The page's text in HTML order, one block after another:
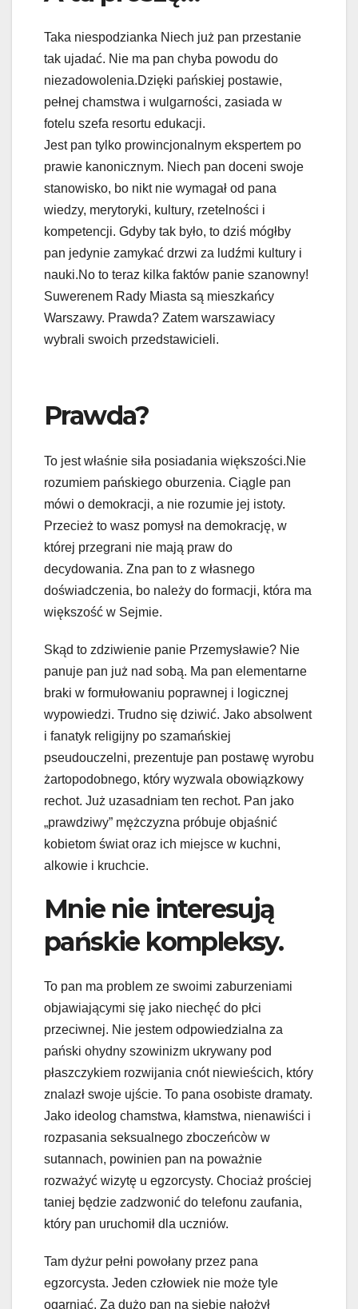
Taka niespodzianka Niech już pan przestanie
tak ujadać. Nie ma pan chyba powodu do
niezadowolenia.Dzięki pańskiej postawie,
pełnej chamstwa i wulgarności, zasiada w
fotelu szefa resortu edukacji.
Jest pan tylko prowincjonalnym ekspertem po
prawie kanonicznym. Niech pan doceni swoje
stanowisko, bo nikt nie wymagał od pana
wiedzy, merytoryki, kultury, rzetelności i
kompetencji. Gdyby tak było, to dziś mógłby
pan jedynie zamykać drzwi za ludźmi kultury i
nauki.No to teraz kilka faktów panie szanowny!
Suwerenem Rady Miasta są mieszkańcy
Warszawy. Prawda? Zatem warszawiacy
wybrali swoich przedstawicieli.
Prawda?
To jest właśnie siła posiadania większości.Nie
rozumiem pańskiego oburzenia. Ciągle pan
mówi o demokracji, a nie rozumie jej istoty.
Przecież to wasz pomysł na demokrację, w
której przegrani nie mają praw do
decydowania. Zna pan to z własnego
doświadczenia, bo należy do formacji, która ma
większość w Sejmie.
Skąd to zdziwienie panie Przemysławie? Nie
panuje pan już nad sobą. Ma pan elementarne
braki w formułowaniu poprawnej i logicznej
wypowiedzi. Trudno się dziwić. Jako absolwent
i fanatyk religijny po szamańskiej
pseudouczelni, prezentuje pan postawę wyrobu
żartopodobnego, który wyzwala obowiązkowy
rechot. Już uzasadniam ten rechot. Pan jako
„prawdziwy” mężczyzna próbuje objaśnić
kobietom świat oraz ich miejsce w kuchni,
alkowie i kruchcie.
Mnie nie interesują
pańskie kompleksy.
To pan ma problem ze swoimi zaburzeniami
objawiającymi się jako niechęć do płci
przeciwnej. Nie jestem odpowiedzialna za
pański ohydny szowinizm ukrywany pod
płaszczykiem rozwijania cnót niewieścich, który
znalazł swoje ujście. To pana osobiste dramaty.
Jako ideolog chamstwa, kłamstwa, nienawiści i
rozpasania seksualnego zboczeńcòw w
sutannach, powinien pan na poważnie
rozważyć wizytę u egzorcysty. Chociaż prościej
taniej będzie zadzwonić do telefonu zaufania,
który pan uruchomił dla uczniów.
Tam dyżur pełni powołany przez pana
egzorcysta. Jeden człowiek nie może tyle
ogarniać. Za dużo pan na siebie nałożył